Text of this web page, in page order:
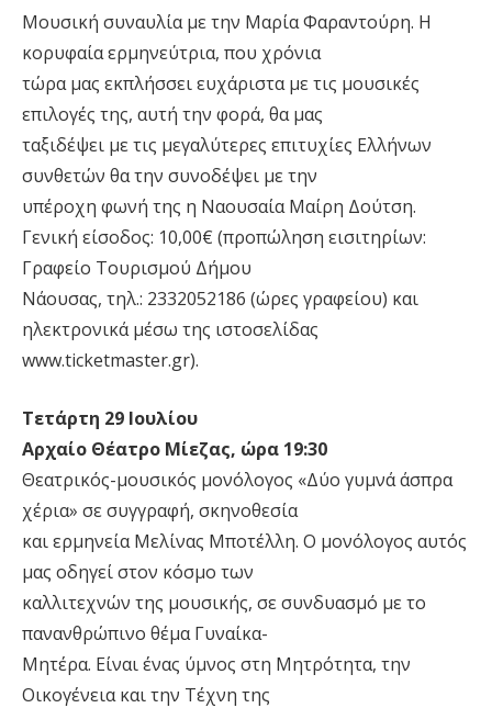
Μουσική συναυλία με την Μαρία Φαραντούρη. Η
κορυφαία ερμηνεύτρια, που χρόνια
τώρα μας εκπλήσσει ευχάριστα με τις μουσικές
επιλογές της, αυτή την φορά, θα μας
ταξιδέψει με τις μεγαλύτερες επιτυχίες Ελλήνων
συνθετών θα την συνοδέψει με την
υπέροχη φωνή της η Ναουσαία Μαίρη Δούτση.
Γενική είσοδος: 10,00€ (προπώληση εισιτηρίων:
Γραφείο Τουρισμού Δήμου
Νάουσας, τηλ.: 2332052186 (ώρες γραφείου) και
ηλεκτρονικά μέσω της ιστοσελίδας
www.ticketmaster.gr).
Τετάρτη 29 Ιουλίου
Αρχαίο Θέατρο Μίεζας, ώρα 19:30
Θεατρικός-μουσικός μονόλογος «Δύο γυμνά άσπρα
χέρια» σε συγγραφή, σκηνοθεσία
και ερμηνεία Μελίνας Μποτέλλη. Ο μονόλογος αυτός
μας οδηγεί στον κόσμο των
καλλιτεχνών της μουσικής, σε συνδυασμό με το
πανανθρώπινο θέμα Γυναίκα-
Μητέρα. Είναι ένας ύμνος στη Μητρότητα, την
Οικογένεια και την Τέχνη της